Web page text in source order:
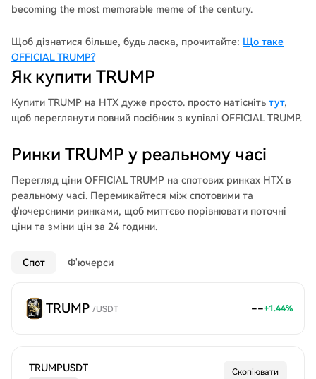
becoming the most memorable meme of the century.
Щоб дізнатися більше, будь ласка, прочитайте: Що таке
OFFICIAL TRUMP?
Як купити TRUMP
Купити TRUMP на HTX дуже просто. просто натісніть тут,
щоб переглянути повний посібник з купівлі OFFICIAL TRUMP.
Ринки TRUMP у реальному часі
Перегляд ціни OFFICIAL TRUMP на спотових ринках HTX в
реальному часі. Перемикайтеся між спотовими та
ф'ючерсними ринками, щоб миттєво порівнювати поточні
ціни та зміни цін за 24 години.
Спот Ф'ючерси
TRUMP /USDT --+1.44%
TRUMPUSDT Скопіювати